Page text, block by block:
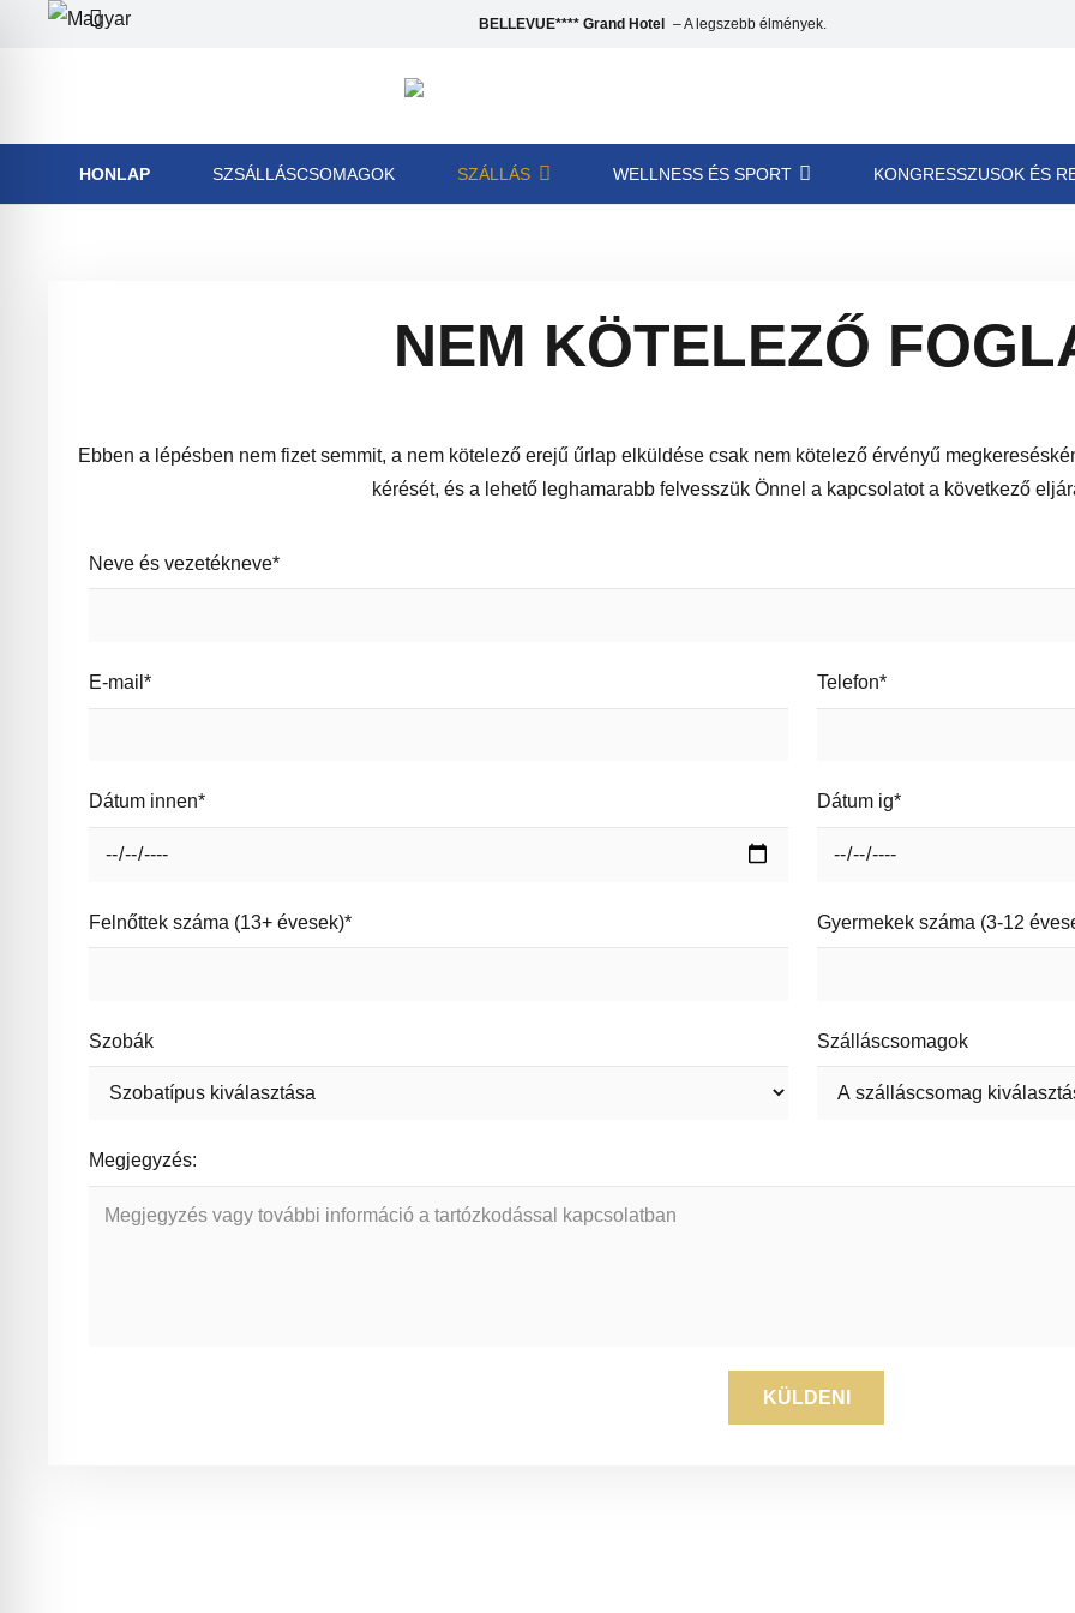
BELLEVUE**** Grand Hotel – A legszebb élmények.
HONLAP SZSÁLLÁSCSOMAGOK SZÁLLÁS WELLNESS ÉS SPORT KONGRESSZUSOK ÉS
NEM KÖTELEZŐ
Ebben a lépésben nem fizet semmit, a nem kötelező erejű űrlap elküldése csak nem kötelező érvényű
kérését, és a lehető leghamarabb felvesszük Önnel a kapcsolatot a következő
Neve és vezetékneve*
E-mail* Telefon*
Dátum innen* Dátum ig*
Felnőttek száma (13+ évesek)* Gyermekek száma (3-12
Szobák Szálláscsomagok
Megjegyzés: